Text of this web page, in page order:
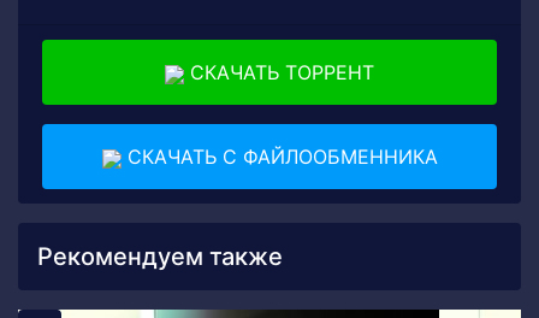
СКАЧАТЬ ТОРРЕНТ
СКАЧАТЬ С ФАЙЛООБМЕННИКА
Рекомендуем также